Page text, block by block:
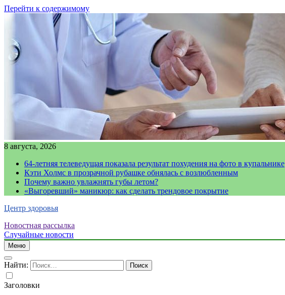
Перейти к содержимому
8 августа, 2026
64-летняя телеведущая показала результат похудения на фото в купальнике
Кэти Холмс в прозрачной рубашке обнялась с возлюбленным
Почему важно увлажнять губы летом?
«Выгоревший» маникюр: как сделать трендовое покрытие
Центр здоровья
Новостная рассылка
Случайные новости
Меню
Найти:
Заголовки